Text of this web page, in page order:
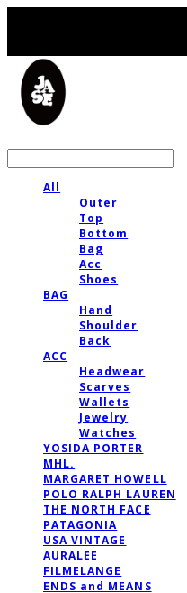
All
Outer
Top
Bottom
Bag
Acc
Shoes
BAG
Hand
Shoulder
Back
ACC
Headwear
Scarves
Wallets
Jewelry
Watches
YOSIDA PORTER
MHL.
MARGARET HOWELL
POLO RALPH LAUREN
THE NORTH FACE
PATAGONIA
USA VINTAGE
AURALEE
FILMELANGE
ENDS and MEANS